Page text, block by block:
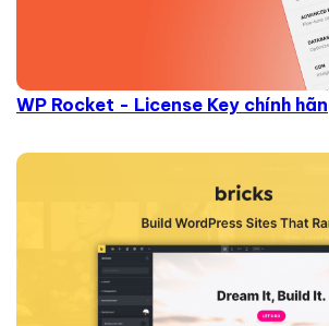
WP Rocket - License Key chính